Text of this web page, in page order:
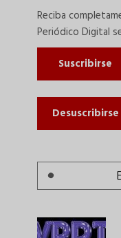
Reciba
Periódico Digital
Suscribirse
Desuscribirse